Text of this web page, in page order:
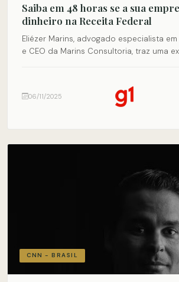
Saiba em 48 horas se a sua
dinheiro na Receita Federal
Eliézer Marins, advogado especialista
e CEO da Marins Consultoria, traz uma
06/11/2025
CNN - BRASIL